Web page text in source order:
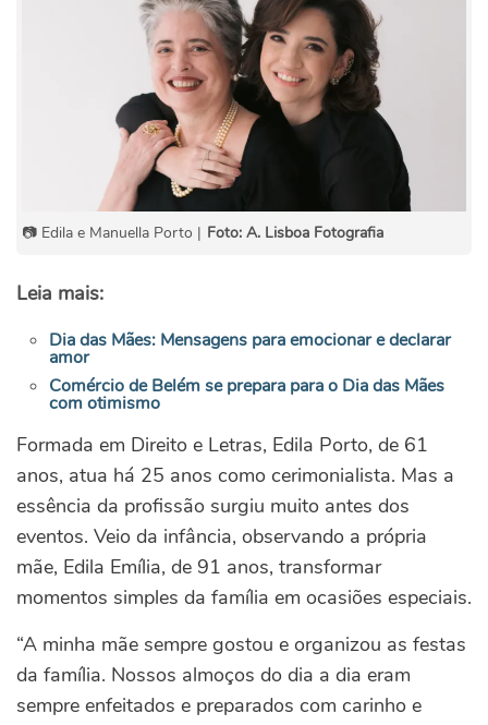
📷 Edila e Manuella Porto | Foto: A. Lisboa Fotografia
Leia mais:
Dia das Mães: Mensagens para emocionar e declarar
amor
Comércio de Belém se prepara para o Dia das Mães
com otimismo
Formada em Direito e Letras, Edila Porto, de 61
anos, atua há 25 anos como cerimonialista. Mas a
essência da profissão surgiu muito antes dos
eventos. Veio da infância, observando a própria
mãe, Edila Emília, de 91 anos, transformar
momentos simples da família em ocasiões especiais.
“A minha mãe sempre gostou e organizou as festas
da família. Nossos almoços do dia a dia eram
sempre enfeitados e preparados com carinho e